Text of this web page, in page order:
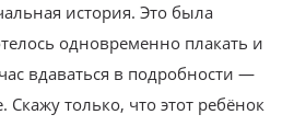
история. Это была
одновременно плакать и
вдаваться в подробности —
Скажу только, что этот ребёнок